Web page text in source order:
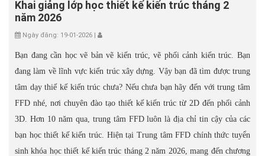
Khai giảng lớp học thiết kế kiến trúc tháng 2
năm 2026
Ngày đăng: 19-01-2026 |
Bạn đang cần học vẽ bản vẽ kiến trúc, vẽ phối cảnh kiến trúc. Bạn
đang làm về lĩnh vực kiến trúc xây dựng. Vậy bạn đã tìm được trung
tâm dạy thiế kế kiến trúc chưa? Nếu chưa bạn hãy đến với trung tâm
FFD nhé, nơi chuyên đào tạo thiết kế kiến trúc từ 2D đến phối cảnh
3D. Hơn 10 năm qua, trung tâm FFD luôn là địa chỉ tin cậy của các
bạn học thiết kế kiến trúc. Hiện tại Trung tâm FFD chính thức tuyển
sinh khóa học thiết kế kiến trúc tháng 2 năm 2026, mang đến chương